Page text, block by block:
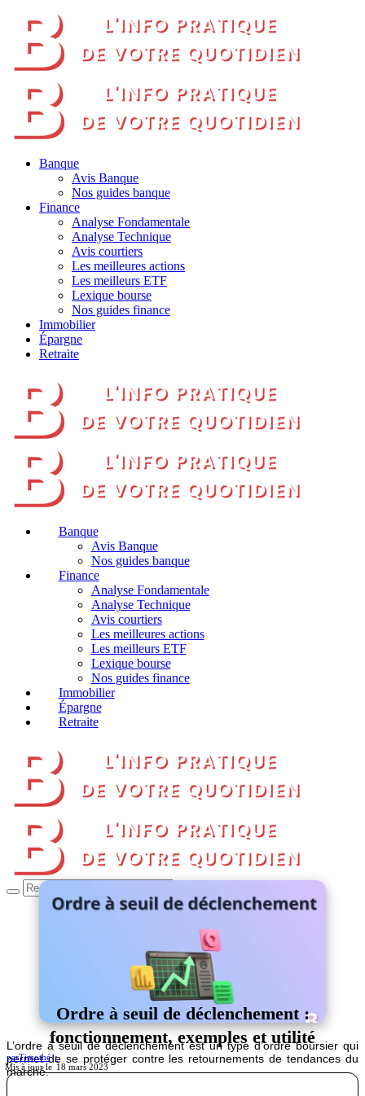
Banque
Avis Banque
Nos guides banque
Finance
Analyse Fondamentale
Analyse Technique
Avis courtiers
Les meilleures actions
Les meilleurs ETF
Lexique bourse
Nos guides finance
Immobilier
Épargne
Retraite
Banque
Avis Banque
Nos guides banque
Finance
Analyse Fondamentale
Analyse Technique
Avis courtiers
Les meilleures actions
Les meilleurs ETF
Lexique bourse
Nos guides finance
Immobilier
Épargne
Retraite
Ordre à seuil de déclenchement :
fonctionnement, exemples et utilité
L’ordre à seuil de déclenchement est un type d’ordre boursier qui
permet de se protéger contre les retournements de tendances du
marché.
parTimothé
18 mars 2023